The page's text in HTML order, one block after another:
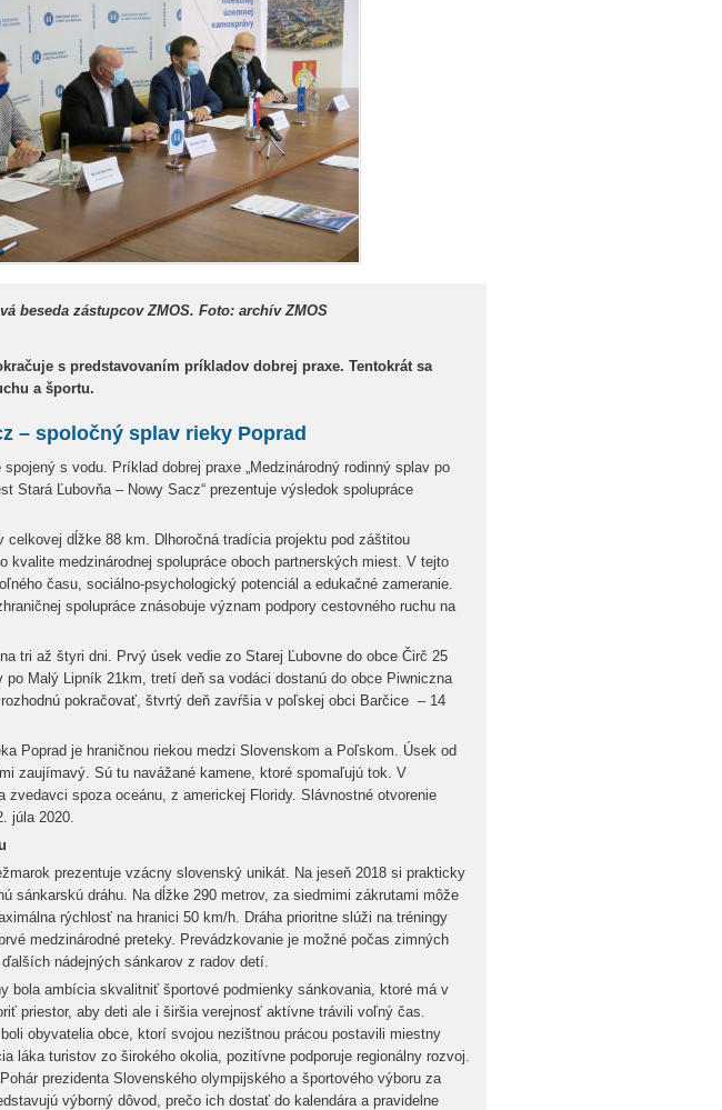
beseda zástupcov ZMOS. Foto: archív ZMOS
s predstavovaním príkladov dobrej praxe. Tentokrát sa
a športu.
– spoločný splav rieky Poprad
s vodu. Príklad dobrej praxe „Medzinárodný rodinný splav po
Stará Ľubovňa – Nowy Sacz“ prezentuje výsledok spolupráce
dĺžke 88 km. Dlhoročná tradícia projektu pod záštitou
kvalite medzinárodnej spolupráce oboch partnerských miest. V tejto
času, sociálno-psychologický potenciál a edukačné zameranie.
spolupráce znásobuje význam podpory cestovného ruchu na
tri až štyri dni. Prvý úsek vedie zo Starej Ľubovne do obce Čirč 25
po Malý Lipník 21km, tretí deň sa vodáci dostanú do obce Piwniczna
pokračovať, štvrtý deň zavŕšia v poľskej obci Barčice – 14
Poprad je hraničnou riekou medzi Slovenskom a Poľskom. Úsek od
zaujímavý. Sú tu navážané kamene, ktoré spomaľujú tok. V
zvedavci spoza oceánu, z americkej Floridy. Slávnostné otvorenie
júla 2020.
prezentuje vzácny slovenský unikát. Na jeseň 2018 si prakticky
sánkarskú dráhu. Na dĺžke 290 metrov, za siedmimi zákrutami môže
rýchlosť na hranici 50 km/h. Dráha prioritne slúži na tréningy
medzinárodné preteky. Prevádzkovanie je možné počas zimných
nádejných sánkarov z radov detí.
bola ambícia skvalitniť športové podmienky sánkovania, ktoré má v
priestor, aby deti ale i širšia verejnosť aktívne trávili voľný čas.
obyvatelia obce, ktorí svojou nezištnou prácou postavili miestny
láka turistov zo širokého okolia, pozitívne podporuje regionálny rozvoj.
prezidenta Slovenského olympijského a športového výboru za
výborný dôvod, prečo ich dostať do kalendára a pravidelne